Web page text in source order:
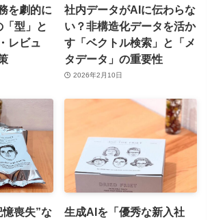
を劇的に
型」と
レビュ
社内データがAIに伝わらな
い？非構造化データを活か
す「ベクトル検索」と「メ
タデータ」の重要性
2026年2月10日
憶喪失”な
生成AIを「優秀な新入社